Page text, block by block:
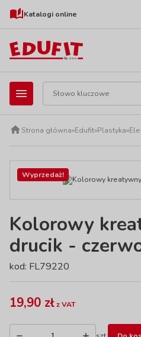
Katalogi online
Strona główna»Edufit»Plastyka»
Wyprzedaż!
Kolorowy
drucik -
kod: FL79220
19,90 złz VAT